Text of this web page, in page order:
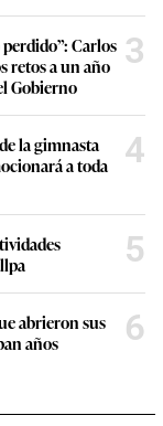
Carlos
retos a un año
Gobierno
3
la gimnasta
a toda
4
5
abrieron sus
años
6